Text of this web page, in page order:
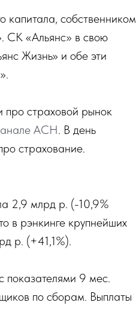
собственником
СК «Альянс» в свою
Жизнь» и обе эти
страховой рынок
АСН. В день
страхование.
2,9 млрд р. (-10,9%
в рэнкинге крупнейших
р. (+41,1%).
9 мес.
по сборам. Выплаты